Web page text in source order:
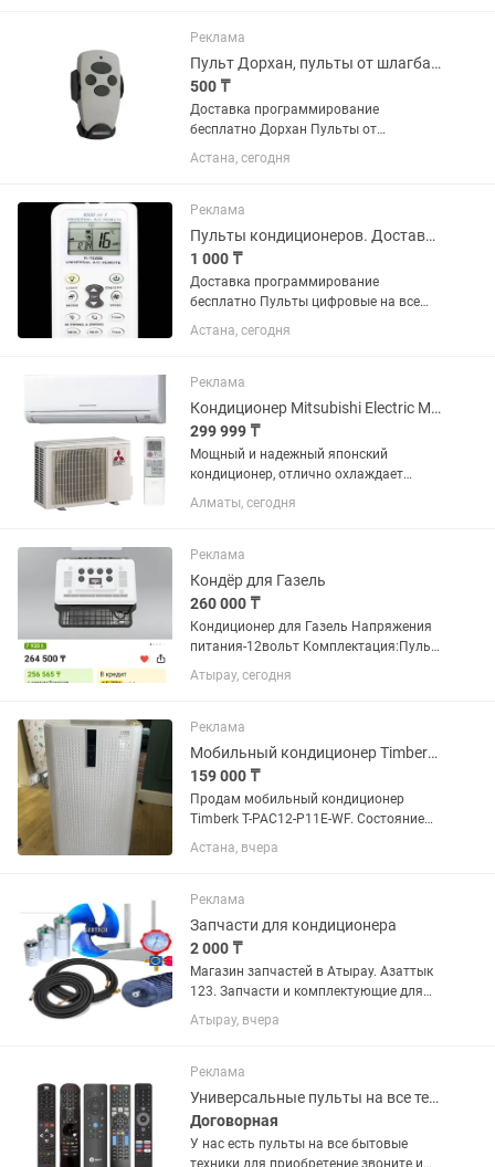
Реклама
Пульт Дорхан, пульты от шлагбаумов, пульты от паркинга и ворот
500 ₸
Доставка программирование
бесплатно Дорхан Пульты от
шлагбаумов паркинг и ворот,
универсальные пульты шлагбаума,
универсальные пульты ворот, Пульты
кондиционеров...
Астана, сегодня
Реклама
Пульты кондиционеров. Доставка установка бесплатно
1 000 ₸
Доставка программирование
бесплатно Пульты цифровые на все
виды кондиционеров, доставка
установка бесплатно. напишите адрес
Астана, сегодня
Реклама
Кондиционер Mitsubishi Electric MS-GF50VA
299 999 ₸
Мощный и надежный японский
кондиционер, отлично охлаждает
квартиру, дом, офис, кроссовые,
серверные или магазин. Мощность:
Тихая работа и экономичный
компрессор,...
Алматы, сегодня
Реклама
Кондёр для Газель
260 000 ₸
Кондиционер для Газель Напряжения
питания-12вольт Комплектация:Пульт
ДУ,Жгуты,Уплотнитель,Декоративная
панель,Кронштейн.
Холодопроизвод-2600 Вт Вес-38кг
Атырау, сегодня
Реклама
Мобильный кондиционер Timberk T-PAC12-P11E-WF, 12 000 BTU, Wi-Fi
159 000 ₸
Продам мобильный кондиционер
Timberk T-PAC12-P11E-WF. Состояние
отличное, практически новый. Куплен
недавно, использовался всего
Полностью исправен, хорошо
охлаждает,...
Астана, вчера
Реклама
Запчасти для кондиционера
2 000 ₸
Магазин запчастей в Атырау. Азаттык
123. Запчасти и комплектующие для
ремонта и монтажа кондиционера...
Атырау, вчера
Реклама
Универсальные пульты на все телевизоров и кондиционеров ворот и шлагбаумов,
Договорная
У нас есть пульты на все бытовые
техники для приобретение звоните и